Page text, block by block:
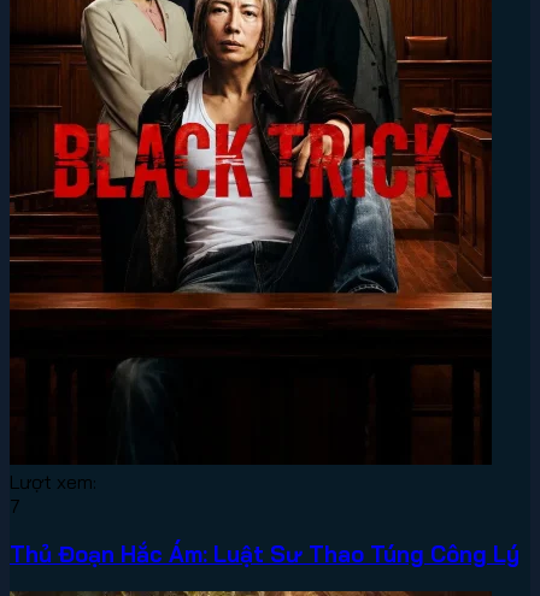
Lượt xem:
7
Thủ Đoạn Hắc Ám: Luật Sư Thao Túng Công Lý